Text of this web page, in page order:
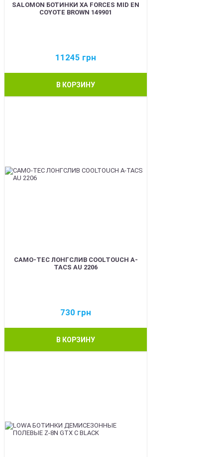
SALOMON БОТИНКИ XA FORCES MID EN
COYOTE BROWN 149901
11245 грн
В КОРЗИНУ
CAMO-TEC ЛОНГСЛИВ COOLTOUCH A-
TACS AU 2206
730 грн
В КОРЗИНУ